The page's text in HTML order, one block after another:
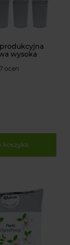
wysoka
ocen
koszyka